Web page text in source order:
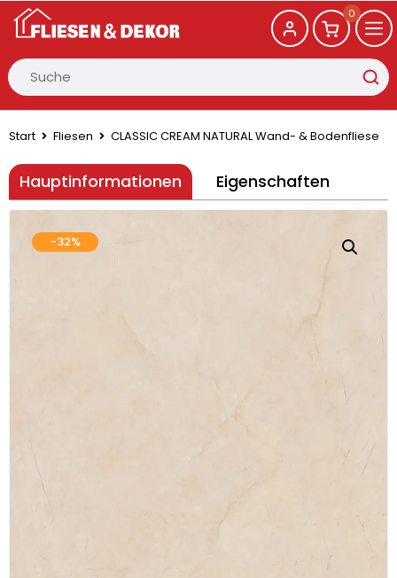
0
Start Fliesen CLASSIC CREAM NATURAL Wand- & Bodenfliese
Hauptinformationen Eigenschaften
-32%